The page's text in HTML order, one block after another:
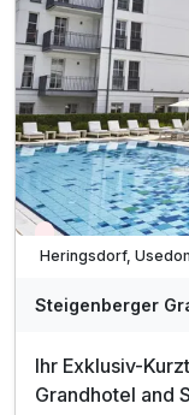
WAR
202
Wieder frei ab
Heringsdorf,
Steigenberger
Ihr Exklusiv-
Grandhotel and